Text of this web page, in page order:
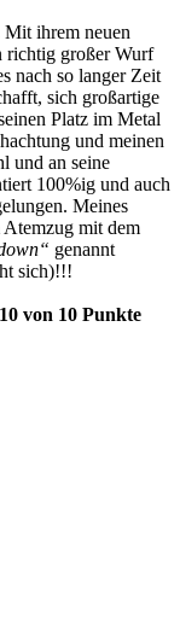
Mit ihrem neuen
richtig großer Wurf
nach so langer Zeit
sich großartige
Platz im Metal
und meinen
und an seine
100%ig und auch
Meines
Atemzug mit dem
genannt
sich)!!!
von 10 Punkte